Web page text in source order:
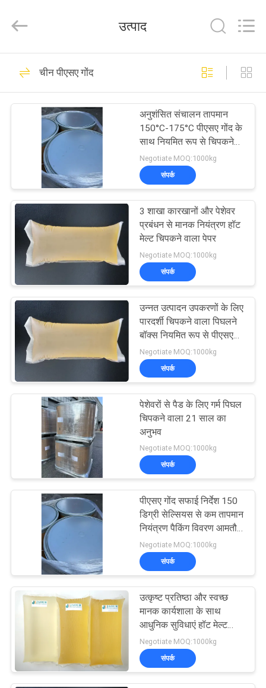
उत्पादों
कारखाना
गुणवत्ता
नियंत्रण
हमसे
संपर्क
करें
समाचार
एक
अनुरोध
करें
गोपनीयता
नीति
Adhesive
Products
Rights
गर्म पिघल पीएसए चिपकने
वाला
105
गर्म पिघल दबाव
संवेदनशील चिपकने वाला
78
पीएसए दबाव संवेदनशील
चिपकने वाला
26
पीएसए गोंद
गर्म पिघल गोंद चिपकने
वाला
18
उत्पाद
चीन पीएसए गोंद
अनुशंसित संचालन तापमान
150°C-175°C पीएसए गोंद के
साथ नियमित रूप से चिपकने
वाला पिघलने बॉक्स साफ करें
Negotiate MOQ:1000kg
संपर्क
3 शाखा कारखानों और पेशेवर
प्रबंधन से मानक नियंत्रण हॉट
मेल्ट चिपकने वाला पेपर
Negotiate MOQ:1000kg
संपर्क
उन्नत उत्पादन उपकरणों के लिए
पारदर्शी चिपकने वाला पिघलने
बॉक्स नियमित रूप से पीएसए
गोंद
Negotiate MOQ:1000kg
संपर्क
पेशेवरों से पैड के लिए गर्म पिघल
चिपकने वाला 21 साल का
अनुभव
Negotiate MOQ:1000kg
संपर्क
पीएसए गोंद सफाई निर्देश 150
डिग्री सेल्सियस से कम तापमान
नियंत्रण पैकिंग विवरण आमतौर
पर 6.25 किलोग्राम/ब्लॉक और
4 किलोग्राम/25 किलोग्राम/
कार्टन
Negotiate MOQ:1000kg
संपर्क
उत्कृष्ट प्रतिष्ठा और स्वच्छ
मानक कार्यशाला के साथ
आधुनिक सुविधाएं हॉट मेल्ट
चिपकने वाला गोंद, 20 वर्षों के
सफल व्यावसायिक अनुभव से
Negotiate MOQ:1000kg
संपर्क